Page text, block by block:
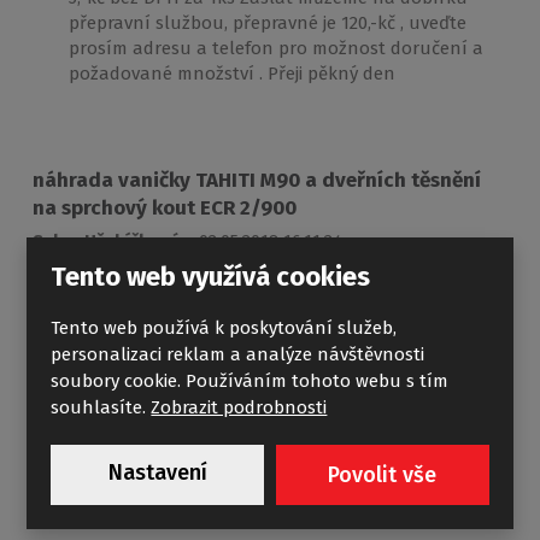
přepravní službou, přepravné je 120,-kč , uveďte
prosím adresu a telefon pro možnost doručení a
požadované množství . Přeji pěkný den
náhrada vaničky TAHITI M90 a dveřních těsnění
na sprchový kout ECR 2/900
Sylva Hřebíčková
02.05.2018 16:11:24
Reagovat
Dobrý den, v roce 2008 jsem od Vás zakoupila vaničku
Roltechnik čtvrtkruh TAHITI M90 900x900 bílá a nyní mi
litý mtamor prasknul. Potřebuji nahradit adekvátním
typem k původní zástěně viz níže. Prosím, poraďte, který
zástěně čtvrtkruh Roltechnik ECR 2/900-04-02 900x1830
R550 bílá/čirá. Předem díky za radu.
Tento web využívá cookies
Tento web používá k poskytování služeb,
personalizaci reklam a analýze návštěvnosti
soubory cookie. Používáním tohoto webu s tím
souhlasíte.Zobrazit podrobnosti
Nastavení Povolit vše